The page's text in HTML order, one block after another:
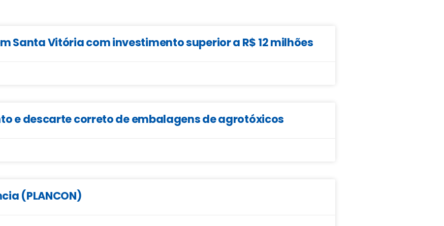
Santa Vitória com investimento superior a R$ 12 milhões
e descarte correto de embalagens de agrotóxicos
(PLANCON)